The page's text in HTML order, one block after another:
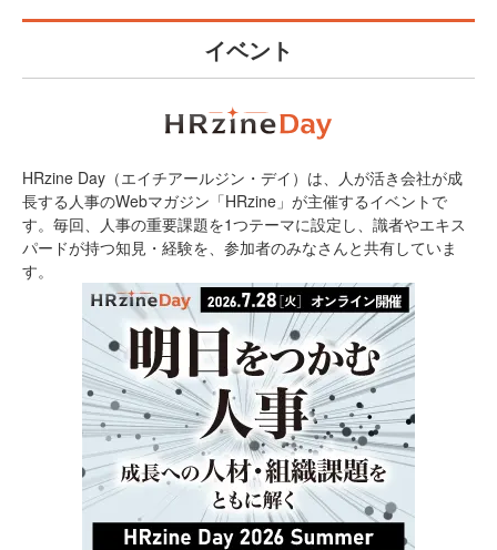
イベント
HRzine Day（エイチアールジン・デイ）は、人が活き会社が成
長する人事のWebマガジン「HRzine」が主催するイベントで
す。毎回、人事の重要課題を1つテーマに設定し、識者やエキス
パードが持つ知見・経験を、参加者のみなさんと共有していま
す。